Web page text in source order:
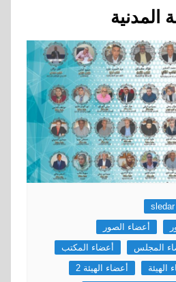
المدنية
sledar
أعضاء الصور
المجلس
أعضاء المكتب
الهيئة
أعضاء الهيئة 2